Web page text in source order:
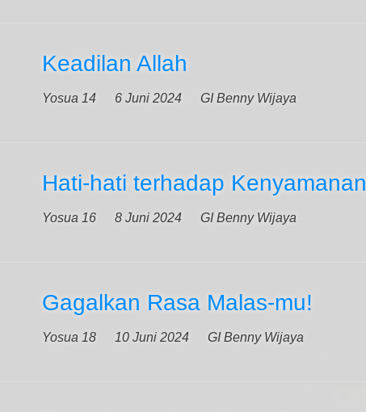
Keadilan Allah
Yosua 14 6 Juni 2024 GI Benny Wijaya
Hati-hati terhadap Kenyamanan
Yosua 16 8 Juni 2024 GI Benny Wijaya
Gagalkan Rasa Malas-mu!
Yosua 18 10 Juni 2024 GI Benny Wijaya